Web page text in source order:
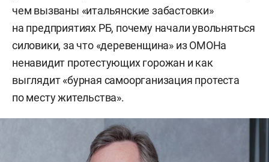
чем вызваны «итальянские забастовки»
на предприятиях РБ, почему начали увольняться
силовики, за что «деревенщина» из ОМОНа
ненавидит протестующих горожан и как
выглядит «бурная самоорганизация протеста
по месту жительства».